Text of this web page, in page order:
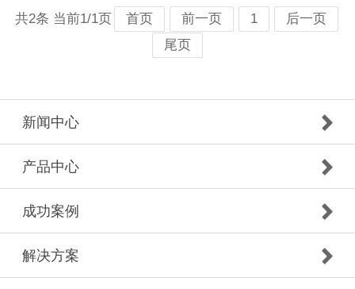
共2条 当前1/1页 首页 前一页 1
后一页
尾页
新闻中心
产品中心
成功案例
解决方案